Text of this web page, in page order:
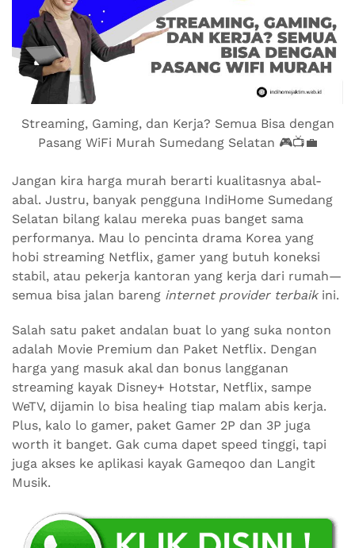
Streaming, Gaming, dan Kerja? Semua Bisa dengan
Pasang WiFi Murah Sumedang Selatan 🎮📺💼
Jangan kira harga murah berarti kualitasnya abal-
abal. Justru, banyak pengguna IndiHome Sumedang
Selatan bilang kalau mereka puas banget sama
performanya. Mau lo pencinta drama Korea yang
hobi streaming Netflix, gamer yang butuh koneksi
stabil, atau pekerja kantoran yang kerja dari rumah—
semua bisa jalan bareng internet provider terbaikini.
Salah satu paket andalan buat lo yang suka nonton
adalah Movie Premium dan Paket Netflix. Dengan
harga yang masuk akal dan bonus langganan
streaming kayak Disney+ Hotstar, Netflix, sampe
WeTV, dijamin lo bisa healing tiap malam abis kerja.
Plus, kalo lo gamer, paket Gamer 2P dan 3P juga
worth it banget. Gak cuma dapet speed tinggi, tapi
juga akses ke aplikasi kayak Gameqoo dan Langit
Musik.